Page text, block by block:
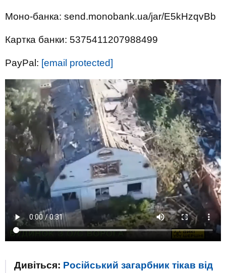
Моно-банка: send.monobank.ua/jar/E5kHzqvBb
Картка банки: 5375411207988499
PayPal: [email protected]
Дивіться: Російський загарбник тікав від